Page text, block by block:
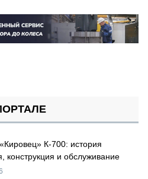
К-700: история
конструкция и обслуживание